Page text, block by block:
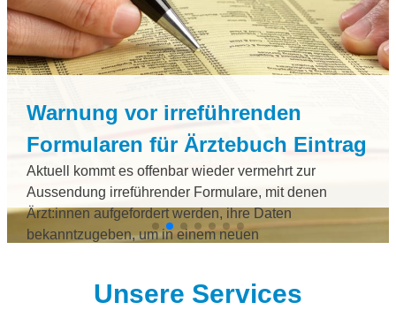
Warnung vor irreführenden
Formularen für Ärztebuch Eintrag
Aktuell kommt es offenbar wieder vermehrt zur
Aussendung irreführender Formulare, mit denen
Ärzt:innen aufgefordert werden, ihre Daten
bekanntzugeben, um in einem neuen
Unsere Services